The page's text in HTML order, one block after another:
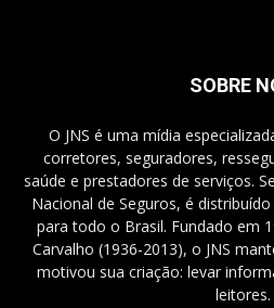
SOBRE
O JNS é uma mídia
corretores, seguradores,
saúde e prestadores de serviços.
Nacional de Seguros, é
para todo o Brasil. Fundado em
Carvalho (1936-2013), o JNS
motivou sua criação: levar
leitores.